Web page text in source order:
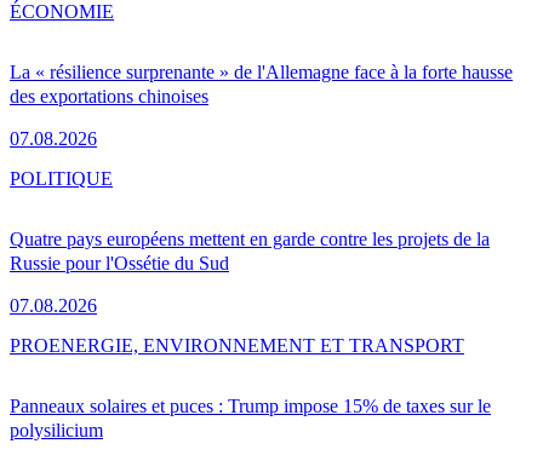
La « résilience surprenante » de l'Allemagne face à la forte hausse
des exportations chinoises
07.08.2026
ÉCONOMIE
Quatre pays européens mettent en garde contre les projets de la
Russie pour l'Ossétie du Sud
07.08.2026
POLITIQUE
Panneaux solaires et puces : Trump impose 15% de taxes sur le
polysilicium
PROENERGIE, ENVIRONNEMENT ET TRANSPORT